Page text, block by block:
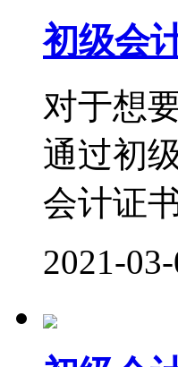
初级会
对于想
通过初
会计证
2021-